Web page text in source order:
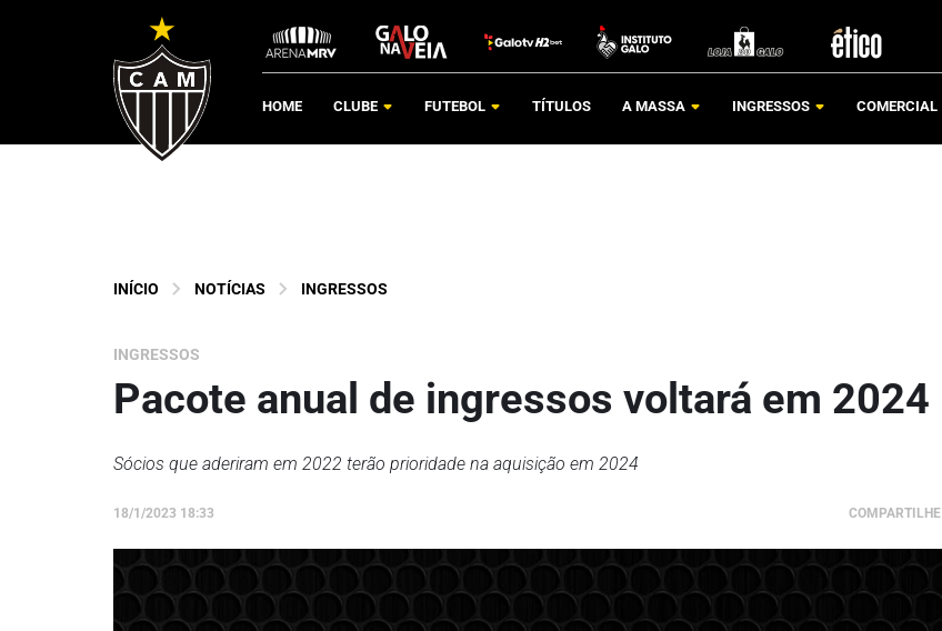
HOME CLUBE FUTEBOL TÍTULOS A MASSA INGRESSOS COMERCIAL
INÍCIO NOTÍCIAS INGRESSOS
INGRESSOS
Pacote anual de ingressos voltará em 2024
Sócios que aderiram em 2022 terão prioridade na aquisição em 2024
18/1/2023 18:33 COMPARTILHE